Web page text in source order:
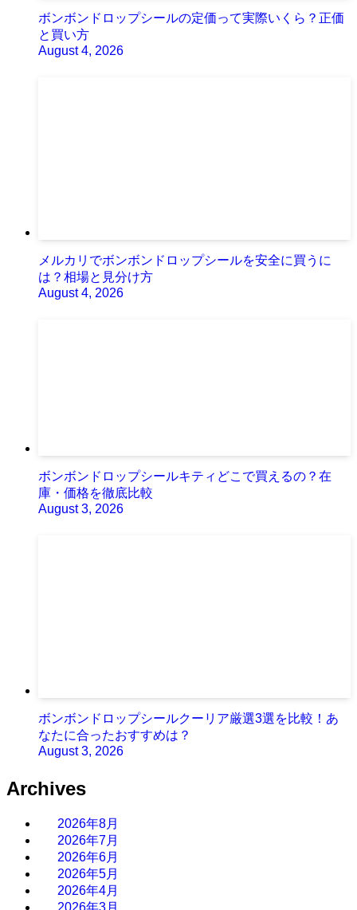
ボンボンドロップシールの定価って実際いくら？正価
と買い方
August 4, 2026
メルカリでボンボンドロップシールを安全に買うに
は？相場と見分け方
August 4, 2026
ボンボンドロップシールキティどこで買えるの？在
庫・価格を徹底比較
August 3, 2026
ボンボンドロップシールクーリア厳選3選を比較！あ
なたに合ったおすすめは？
August 3, 2026
Archives
2026年8月
2026年7月
2026年6月
2026年5月
2026年4月
2026年3月